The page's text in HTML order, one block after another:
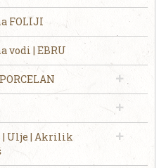
FOLIJI
vodi | EBRU
| Ulje | Akrilik